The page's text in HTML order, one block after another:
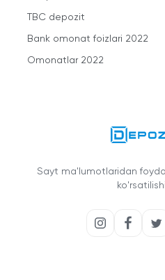
TBC depozit
Bank omonat foizlari 2022
Omonatlar 2022
Sayt ma'lumotlaridan